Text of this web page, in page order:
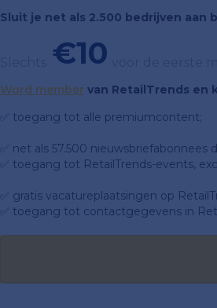
Sluit je net als 2.500 bedrijven aan
€10
Word member van RetailTrends en
✅ toegang tot alle premiumcontent;
✅ net als 57.500
✅ toegang tot RetailTrends-events,
✅ gratis vacatureplaatsingen op
✅ toegang tot contactgegevens in